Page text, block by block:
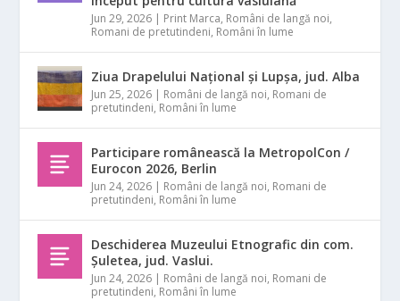
Jun 29, 2026 | Print Marca, Români de langă noi,
Romani de pretutindeni, Români în lume
Ziua Drapelului Național și Lupșa, jud. Alba
Jun 25, 2026 | Români de langă noi, Romani de
pretutindeni, Români în lume
Participare românească la MetropolCon /
Eurocon 2026, Berlin
Jun 24, 2026 | Români de langă noi, Romani de
pretutindeni, Români în lume
Deschiderea Muzeului Etnografic din com.
Șuletea, jud. Vaslui.
Jun 24, 2026 | Români de langă noi, Romani de
pretutindeni, Români în lume